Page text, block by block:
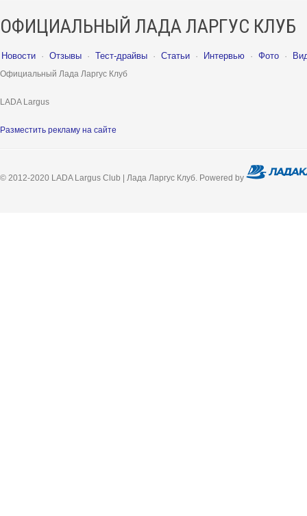
ОФИЦИАЛЬНЫЙ ЛАДА ЛАРГУС КЛУБ
Новости · Отзывы · Тест-драйвы · Статьи · Интервью · Фото ·
Официальный Лада Ларгус Клуб
LADA Largus
Разместить рекламу на сайте
© 2012-2020 LADA Largus Club | Лада Ларгус Клуб. Powered by